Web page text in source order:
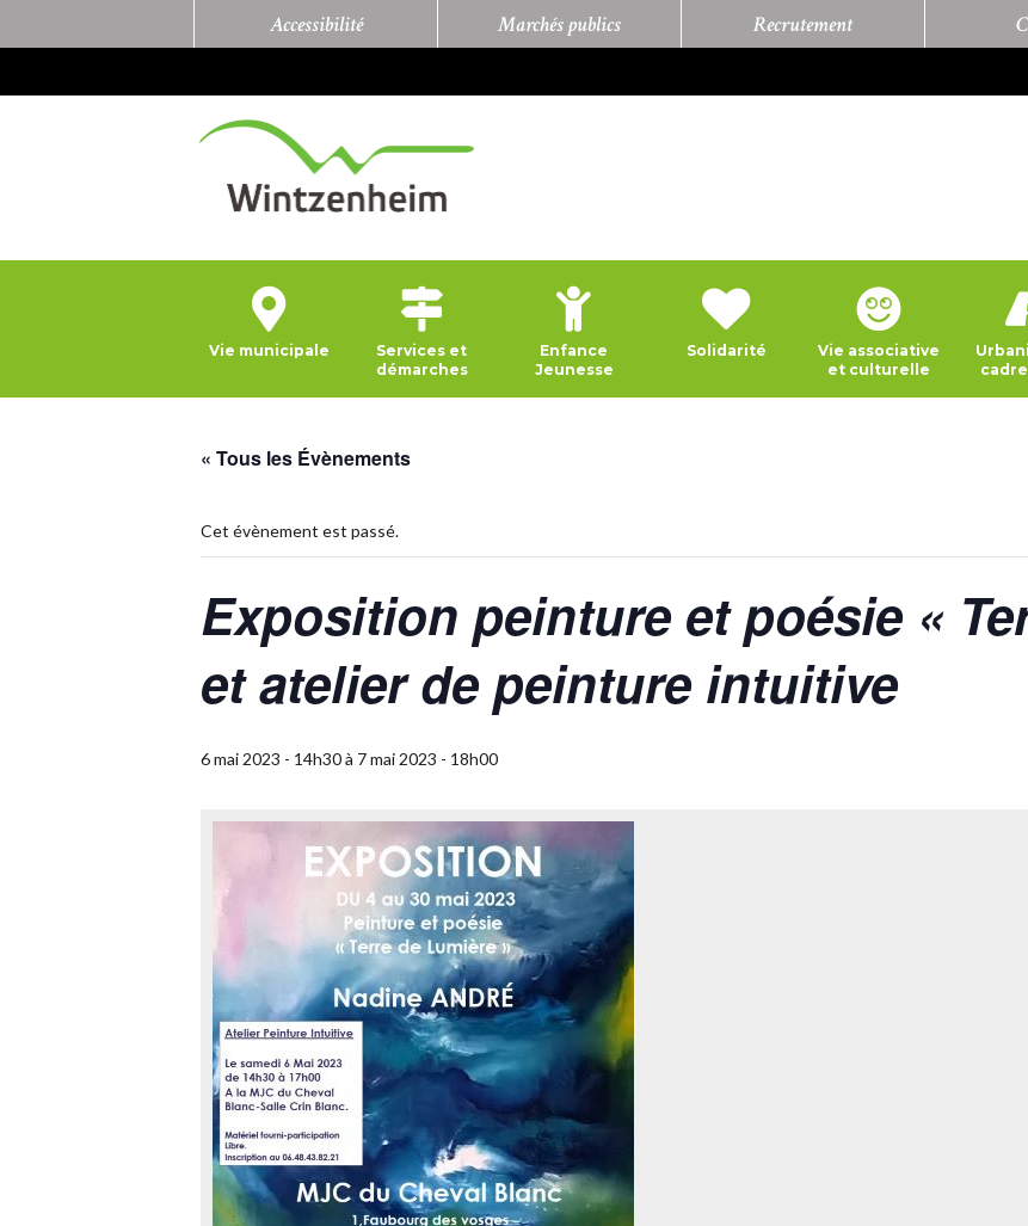
Accessibilité Marchés publics Recrutement
Vie municipale
Services et
démarches
Enfance
Jeunesse
Solidarité
Vie associative
et culturelle
« Tous les Évènements
Cet évènement est passé.
Exposition peinture et poésie «
et atelier de peinture intuitive
6 mai 2023 - 14h30à 7 mai 2023 - 18h00